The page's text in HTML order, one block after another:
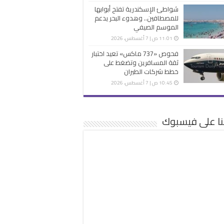
شواطئ الإسكندرية تفتح أبوابها
للمصطافين.. وهدوء البحر يدعم
الموسم الصيفي
11:01 ص | 7 أغسطس، 2026
فحوص «737 ماكس» تعيد اختبار
ثقة المسافرين وتضغط على
خطط شركات الطيران
10:45 ص | 7 أغسطس، 2026
على فيسبوك